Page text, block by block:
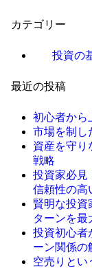
カテゴリー
投資の
最近の投稿
初心者から
市場を制し
資産を守り
戦略
投資家必見
信頼性の高
賢明な投資
ターンを最
投資初心者
ーン関係の
空売りとい